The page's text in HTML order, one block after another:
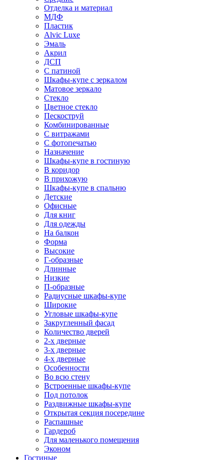
Отделка и материал
МДФ
Пластик
Alvic Luxe
Эмаль
Акрил
ДСП
С патиной
Шкафы-купе с зеркалом
Матовое зеркало
Стекло
Цветное стекло
Пескоструй
Комбинированные
С витражами
С фотопечатью
Назначение
Шкафы-купе в гостиную
В коридор
В прихожую
Шкафы-купе в спальню
Детские
Офисные
Для книг
Для одежды
На балкон
Форма
Высокие
Г-образные
Длинные
Низкие
П-образные
Радиусные шкафы-купе
Широкие
Угловые шкафы-купе
Закругленный фасад
Количество дверей
2-х дверные
3-х дверные
4-х дверные
Особенности
Во всю стену
Встроенные шкафы-купе
Под потолок
Раздвижные шкафы-купе
Открытая секция посередине
Распашные
Гардероб
Для маленького помещения
Эконом
Гостиные